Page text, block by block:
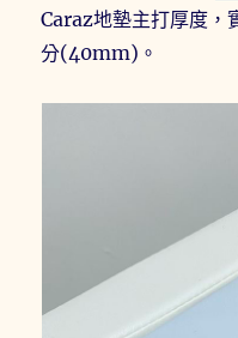
Caraz地墊主打厚度，
分(40mm)。